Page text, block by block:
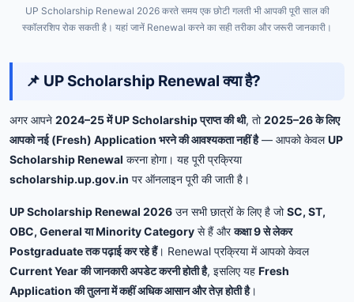
UP Scholarship Renewal 2026 करते समय एक छोटी गलती भी आपकी पूरी साल की
स्कॉलरशिप रोक सकती है। यहां जानें Renewal करने का सही तरीका और जरूरी जानकारी।
📌 UP Scholarship Renewal क्या है?
अगर आपने 2024–25 में UP Scholarship प्राप्त की थी, तो2025–26 के लिए
आपको नई (Fresh) Application भरने की आवश्यकता नहीं है— आपको केवलUP
Scholarship Renewal करना होगा। यह पूरी प्रक्रिया
scholarship.up.gov.in पर ऑनलाइन पूरी की जाती है।
UP Scholarship Renewal 2026 उन सभी छात्रों के लिए है जोSC, ST,
OBC, General या Minority Category से हैं औरकक्षा 9 से लेकर
Postgraduate तक पढ़ाई कर रहे हैं। Renewal प्रक्रिया में आपको केवल
Current Year की जानकारी अपडेट करनी होती है, इसलिए यह Fresh
Application की तुलना में कहीं अधिक आसान और तेज़ होती है।